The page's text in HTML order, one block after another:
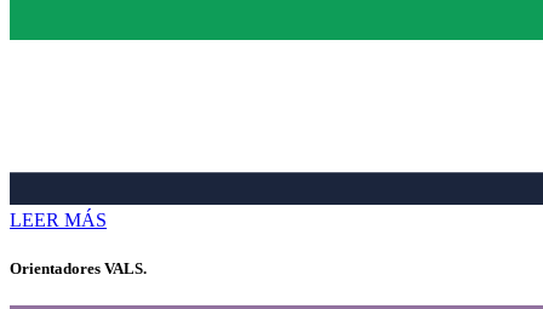
LEER MÁS
Orientadores VALS.